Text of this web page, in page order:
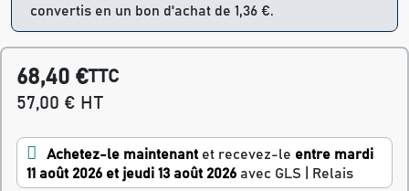
convertis en un bon d'achat de 1,36 €.
68,40 €TTC
57,00 € HT
Achetez-le maintenant et recevez-le entre mardi
11 août 2026 et jeudi 13 août 2026 avec GLS | Relais